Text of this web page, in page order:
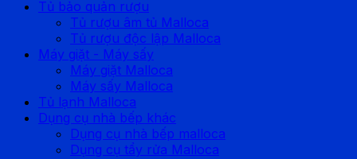
Tủ bảo quản rượu
Tủ rượu âm tủ Malloca
Tủ rượu độc lập Malloca
Máy giặt - Máy sấy
Máy giặt Malloca
Máy sấy Malloca
Tủ lạnh Malloca
Dụng cụ nhà bếp khác
Dụng cụ nhà bếp malloca
Dụng cụ tẩy rửa Malloca